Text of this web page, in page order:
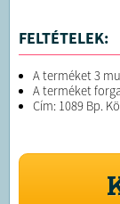
FELTÉTELEK:
A terméket 3
A terméket
Cím: 1089 Bp.